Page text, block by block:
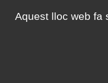
Aquest lloc web fa